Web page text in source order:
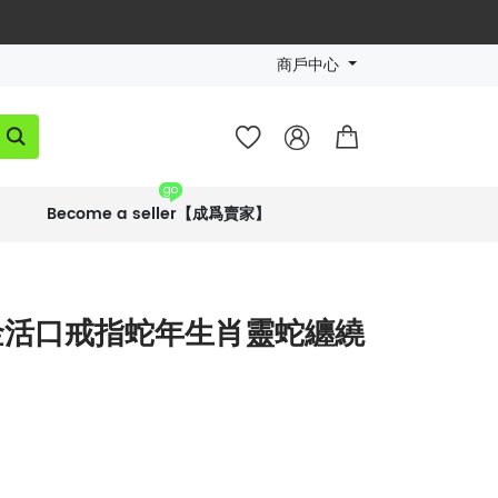
商戶中心
   
Become a seller【成爲賣家】
go
口戒指蛇年生肖靈蛇纏繞